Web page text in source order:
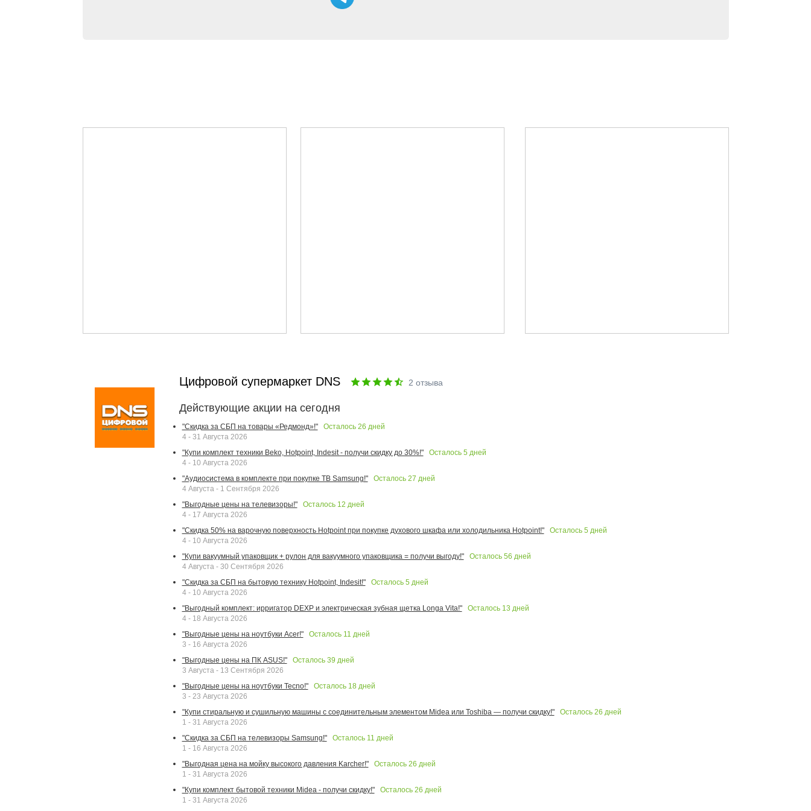
Цифровой супермаркет DNS 2 отзыва
Действующие акции на сегодня
"Скидка за СБП на товары «Редмонд»!" Осталось 26 дней
4 - 31 Августа 2026
"Купи комплект техники Beko, Hotpoint, Indesit - получи скидку до 30%!"
Осталось 5 дней
4 - 10 Августа 2026
"Аудиосистема в комплекте при покупке ТВ Samsung!"
Осталось 27 дней
4 Августа - 1 Сентября 2026
"Выгодные цены на телевизоры!"
Осталось 12 дней
4 - 17 Августа 2026
"Скидка 50% на варочную поверхность Hotpoint при покупке духового шкафа или холодильника Hotpoint!"
Осталось 5 дней
4 - 10 Августа 2026
"Купи вакуумный упаковщик + рулон для вакуумного упаковщика = получи выгоду!"
Осталось 56 дней
4 Августа - 30 Сентября 2026
"Скидка за СБП на бытовую технику Hotpoint, Indesit!"
Осталось 5 дней
4 - 10 Августа 2026
"Выгодный комплект: ирригатор DEXP и электрическая зубная щетка Longa Vita!"
Осталось 13 дней
4 - 18 Августа 2026
"Выгодные цены на ноутбуки Acer!"
Осталось 11 дней
3 - 16 Августа 2026
"Выгодные цены на ПК ASUS!"
Осталось 39 дней
3 Августа - 13 Сентября 2026
"Выгодные цены на ноутбуки Tecno!"
Осталось 18дней
3 - 23 Августа 2026
"Купи стиральную и сушильную машины с соединительным элементом Midea или Toshiba — получи скидку!"
Осталось 26 дней
1 - 31 Августа 2026
"Скидка за СБП на телевизоры Samsung!"
Осталось 11 дней
1 - 16 Августа 2026
"Выгодная цена на мойку высокого давления Karcher!"
Осталось 26 дней
1 - 31 Августа 2026
"Купи комплект бытовой техники Midea - получи скидку!"
Осталось 26 дней
1 - 31 Августа 2026